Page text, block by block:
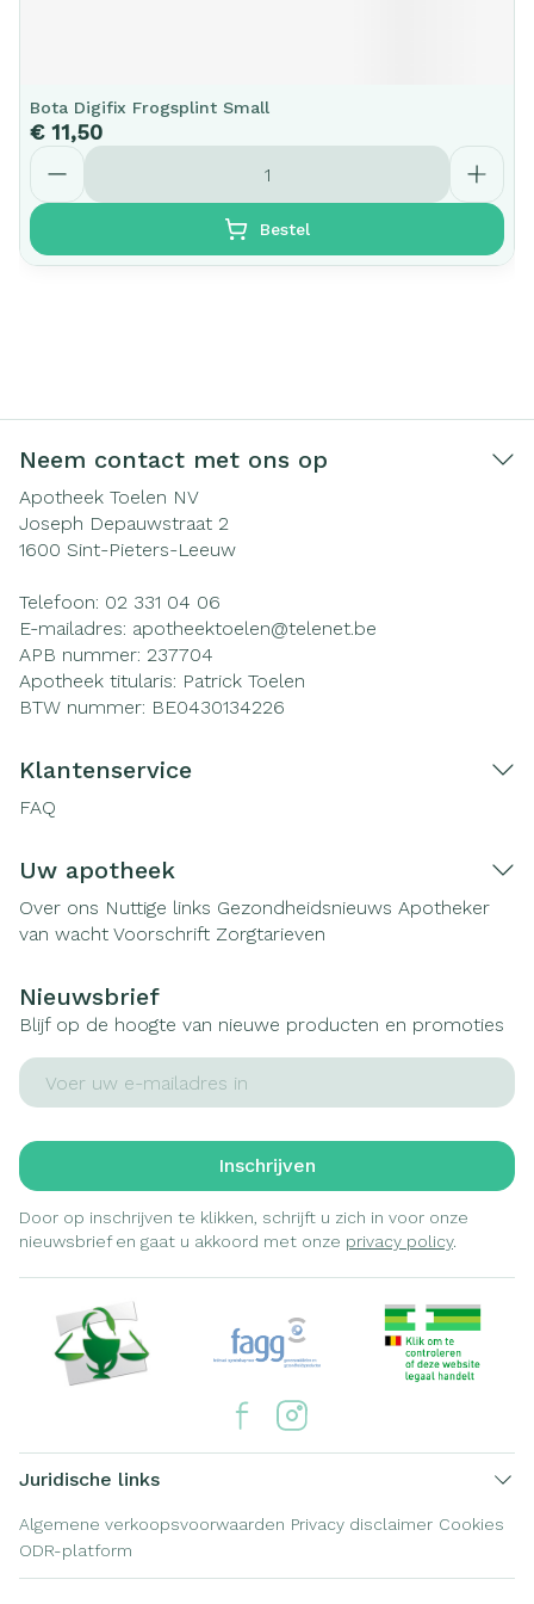
Bota Digifix Frogsplint Small
€ 11,50
Aantal
Bestel
Neem contact met ons op
Apotheek Toelen NV
Joseph Depauwstraat 2
1600 Sint-Pieters-Leeuw
Telefoon: 02 331 04 06
E-mailadres: apotheektoelen@telenet.be
APB nummer: 237704
Apotheek titularis: Patrick Toelen
BTW nummer: BE0430134226
Klantenservice
FAQ
Uw apotheek
Over ons Nuttige links Gezondheidsnieuws Apotheker
van wacht Voorschrift Zorgtarieven
Nieuwsbrief
Blijf op de hoogte van nieuwe producten en promoties
E-mail adres
Inschrijven
Door op inschrijven te klikken, schrijft u zich in voor onze
nieuwsbrief en gaat u akkoord met onze privacy policy.
Juridische links
Algemene verkoopsvoorwaarden Privacy disclaimer Cookies
ODR-platform